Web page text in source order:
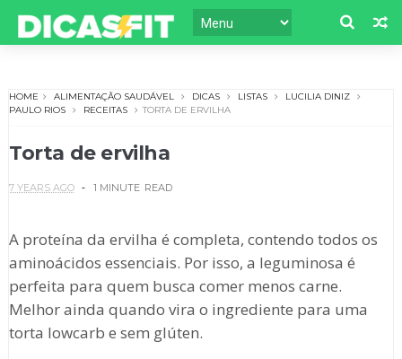
HOME ALIMENTAÇÃO SAUDÁVEL DICAS LISTAS
LUCILIA DINIZ
PAULO RIOS
RECEITAS TORTA DE ERVILHA
Torta de ervilha
7 YEARS AGO 1 MINUTE READ
A proteína da ervilha é completa, contendo todos os
aminoácidos essenciais. Por isso, a leguminosa é
perfeita para quem busca comer menos carne.
Melhor ainda quando vira o ingrediente para uma
torta lowcarb e sem glúten.